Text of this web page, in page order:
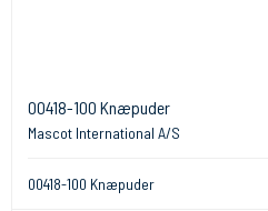
00418-100 Knæpuder
Mascot International A/S
00418-100 Knæpuder